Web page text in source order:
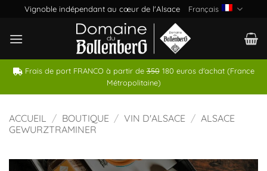
Passer
contenu
Vignoble indépendant au cœur de l'Alsace Français
Frais de port FRANCO à partir de350180 euros d'achat (France
Métropolitaine)
ACCUEIL / BOUTIQUE / VIN D'ALSACE / ALSACE
GEWURZTRAMINER